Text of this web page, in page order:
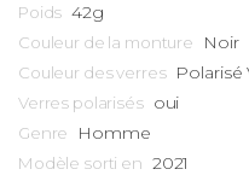
Poids 42g
Couleur de la monture Noir
Couleur des verres Polarisé
Verres polarisés oui
Genre Homme
Modèle sorti en 2021